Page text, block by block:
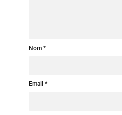
Nom
Email